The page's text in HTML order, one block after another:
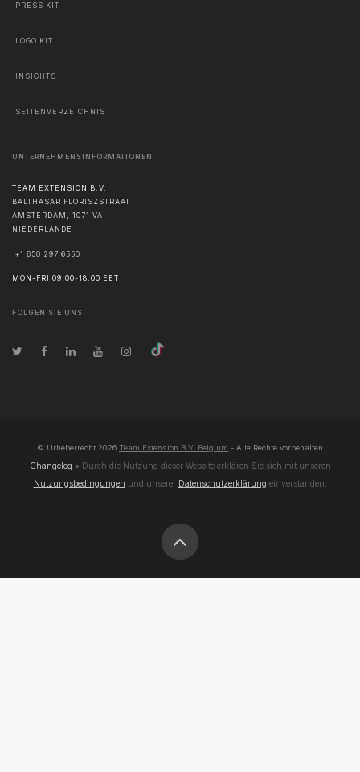
PRESS KIT
LOGO KIT
INSIGHTS
SEITENVERZEICHNIS
UNTERNEHMENSINFORMATIONEN
TEAM EXTENSION B.V.
BALTHASAR FLORISZSTRAAT
AMSTERDAM , 1071 VA
NIEDERLANDE
+1 650 297 6550
MON-FRI 09:00-18:00 EET
FOLGEN SIE UNS
© Urheberrecht 2026 Team Extension B.V. Belgium - Alle Rechte vorbehalten
Changelog ● Durch die Nutzung dieser Website erklären Sie sich mit unseren
Nutzungsbedingungen und unserer Datenschutzerklärung einverstanden.